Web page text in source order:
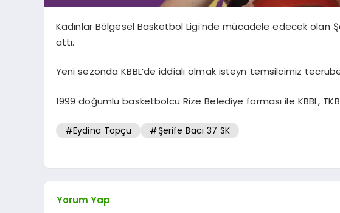
Kadınlar Bölgesel Basketbol Ligi’nde mücadele edecek olan
attı.
Yeni sezonda KBBL’de iddialı olmak isteyn temsilcimiz
1999 doğumlu basketbolcu Rize Belediye forması ile KBBL,
#Eydina Topçu #Şerife Bacı 37 SK
Yorum Yap